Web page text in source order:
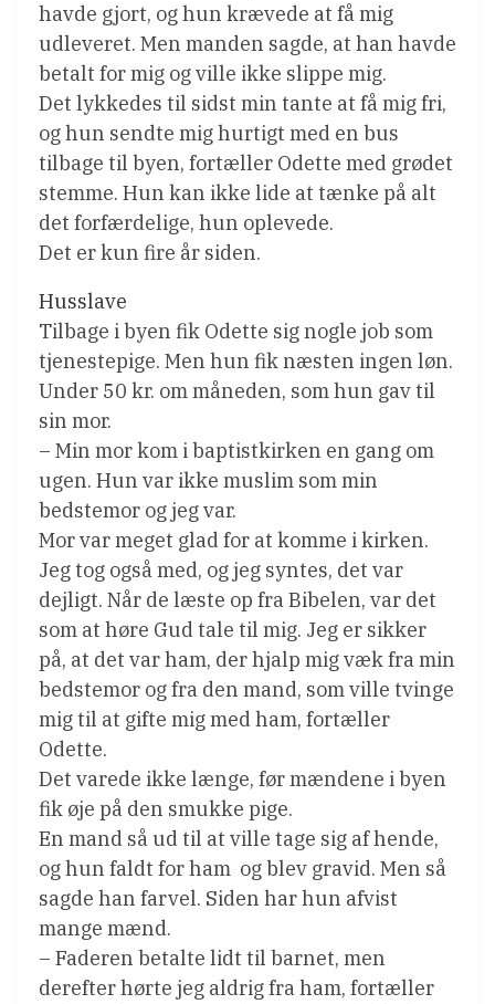
havde gjort, og hun krævede at få mig
udleveret. Men manden sagde, at han havde
betalt for mig og ville ikke slippe mig.
Det lykkedes til sidst min tante at få mig fri,
og hun sendte mig hurtigt med en bus
tilbage til byen, fortæller Odette med grødet
stemme. Hun kan ikke lide at tænke på alt
det forfærdelige, hun oplevede.
Det er kun fire år siden.
Husslave
Tilbage i byen fik Odette sig nogle job som
tjenestepige. Men hun fik næsten ingen løn.
Under 50 kr. om måneden, som hun gav til
sin mor.
– Min mor kom i baptistkirken en gang om
ugen. Hun var ikke muslim som min
bedstemor og jeg var.
Mor var meget glad for at komme i kirken.
Jeg tog også med, og jeg syntes, det var
dejligt. Når de læste op fra Bibelen, var det
som at høre Gud tale til mig. Jeg er sikker
på, at det var ham, der hjalp mig væk fra min
bedstemor og fra den mand, som ville tvinge
mig til at gifte mig med ham, fortæller
Odette.
Det varede ikke længe, før mændene i byen
fik øje på den smukke pige.
En mand så ud til at ville tage sig af hende,
og hun faldt for ham  og blev gravid. Men så
sagde han farvel. Siden har hun afvist
mange mænd.
– Faderen betalte lidt til barnet, men
derefter hørte jeg aldrig fra ham, fortæller